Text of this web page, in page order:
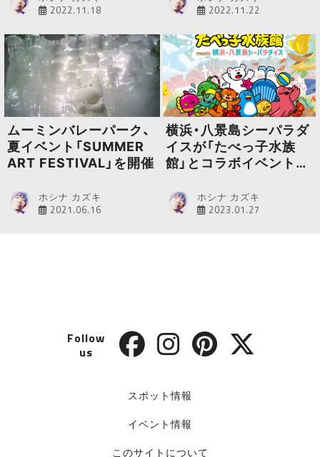
2022.11.18
2022.11.22
ムーミンバレーパーク、
夏イベント「SUMMER
ART FESTIVAL」を開催
ホシナ カズキ
2021.06.16
横浜・八景島シーパラダ
イスが「たべっ子水族
館」とコラボイベントを
ホシナ カズキ
2023.01.27
Follow
us
スポット情報
イベント情報
このサイトについて